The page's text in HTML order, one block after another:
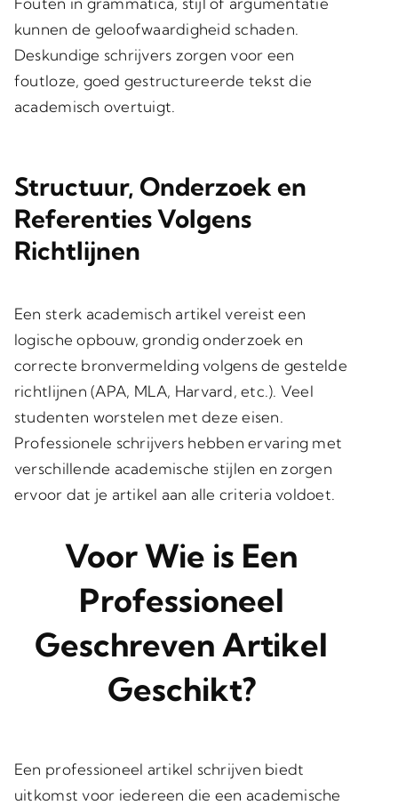
kunnen de geloofwaardigheid schaden.
Deskundige schrijvers zorgen voor een
foutloze, goed gestructureerde tekst die
academisch overtuigt.
Structuur, Onderzoek en
Referenties Volgens
Richtlijnen
Een sterk academisch artikel vereist een
logische opbouw, grondig onderzoek en
correcte bronvermelding volgens de gestelde
richtlijnen (APA, MLA, Harvard, etc.). Veel
studenten worstelen met deze eisen.
Professionele schrijvers hebben ervaring met
verschillende academische stijlen en zorgen
ervoor dat je artikel aan alle criteria voldoet.
Voor Wie is Een
Professioneel
Geschreven Artikel
Geschikt?
Een professioneel artikel schrijven biedt
uitkomst voor iedereen die een academische